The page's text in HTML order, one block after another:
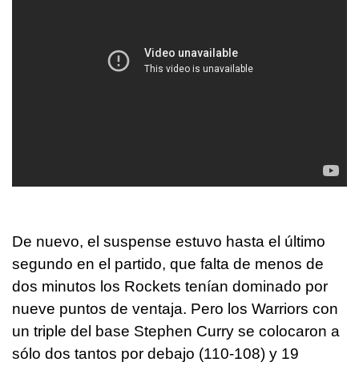
De nuevo, el suspense estuvo hasta el último
segundo en el partido, que falta de menos de
dos minutos los Rockets tenían dominado por
nueve puntos de ventaja. Pero los Warriors con
un triple del base Stephen Curry se colocaron a
sólo dos tantos por debajo (110-108) y 19